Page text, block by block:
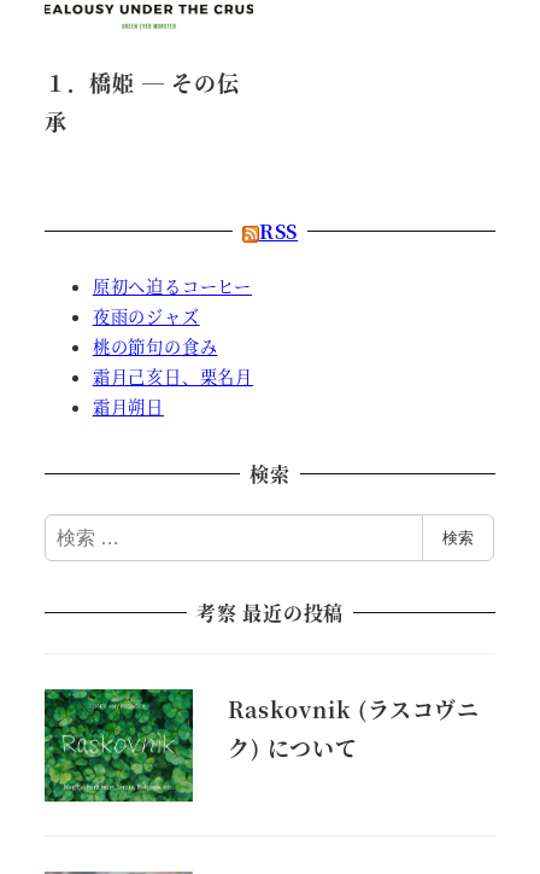
１．橋姫 ― その伝
承
RSS
原初へ迫るコーヒー
夜雨のジャズ
桃の節句の食み
霜月己亥日、栗名月
霜月朔日
検索
検
索
検索
考察 最近の投稿
Raskovnik (ラスコヴニ
ク) について